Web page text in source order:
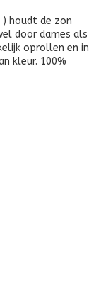
) houdt de zon
door dames als
oprollen en in
kleur. 100%